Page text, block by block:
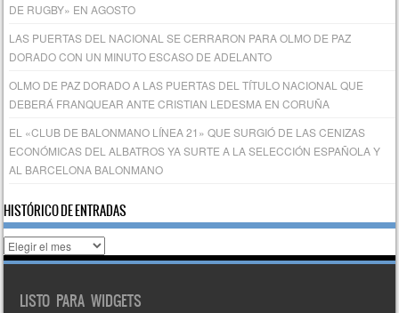
DE RUGBY» EN AGOSTO
LAS PUERTAS DEL NACIONAL SE CERRARON PARA OLMO DE PAZ
DORADO CON UN MINUTO ESCASO DE ADELANTO
OLMO DE PAZ DORADO A LAS PUERTAS DEL TÍTULO NACIONAL QUE
DEBERÁ FRANQUEAR ANTE CRISTIAN LEDESMA EN CORUÑA
EL «CLUB DE BALONMANO LÍNEA 21» QUE SURGIÓ DE LAS CENIZAS
ECONÓMICAS DEL ALBATROS YA SURTE A LA SELECCIÓN ESPAÑOLA Y
AL BARCELONA BALONMANO
HISTÓRICO DE ENTRADAS
Histórico
de
LISTO PARA WIDGETS